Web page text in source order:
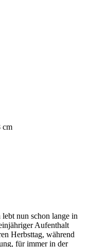
cm
nun schon lange in
Aufenthalt
Herbsttag, während
für immer in der